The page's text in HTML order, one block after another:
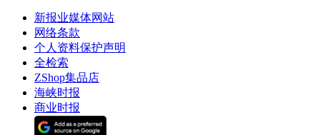
新报业媒体网站
网络条款
个人资料保护声明
全检索
ZShop集品店
海峡时报
商业时报